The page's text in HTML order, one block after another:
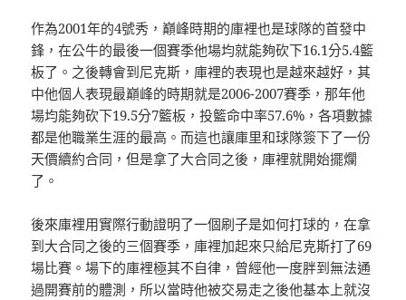
作為2001年的4號秀，巔峰時期的庫裡也是球隊的首發中
鋒，在公牛的最後一個賽季他場均就能夠砍下16.1分5.4籃
板了。之後轉會到尼克斯，庫裡的表現也是越來越好，其
中他個人表現最巔峰的時期就是2006-2007賽季，那年他
場均能夠砍下19.5分7籃板，投籃命中率57.6%，各項數據
都是他職業生涯的最高。而這也讓庫里和球隊簽下了一份
天價續約合同，但是拿了大合同之後，庫裡就開始擺爛
了。
後來庫裡用實際行動證明了一個刷子是如何打球的，在拿
到大合同之後的三個賽季，庫裡加起來只給尼克斯打了69
場比賽。場下的庫裡極其不自律，曾經他一度胖到無法通
過開賽前的體測，所以當時他被交易走之後他基本上就沒